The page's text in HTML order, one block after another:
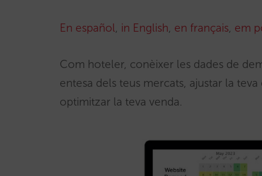
En español, in English, en français, em
Com hoteler, conèixer les dades de
entesa dels teus mercats, ajustar la
optimitzar la teva venda.